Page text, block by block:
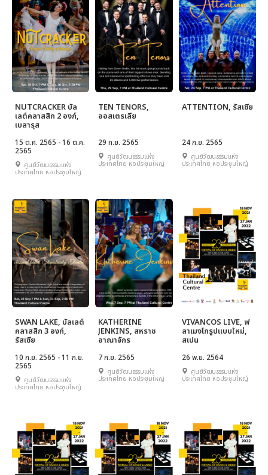
NUTCRACKER บัล
เลต์คลาสสิก 2 องก์,
เบลารุส
15 ต.ค. 2565 - 16 ต.ค.
2565
ศูนย์วัฒนธรรมแห่ง
ประเทศไทย หอประชุมใหญ่
TEN TENORS,
ออสเตรเลีย
29 ก.ย. 2565
ศูนย์วัฒนธรรมแห่ง
ประเทศไทย หอประชุมใหญ่
ATTENTION, รัสเซีย
24 ก.ย. 2565
ศูนย์วัฒนธรรมแห่ง
ประเทศไทย หอประชุมใหญ่
SWAN LAKE, บัลเลต์
คลาสสิก 3 องก์,
รัสเซีย
10 ก.ย. 2565 - 11 ก.ย.
2565
ศูนย์วัฒนธรรมแห่ง
ประเทศไทย หอประชุมใหญ่
KATHERINE
JENKINS, สหราช
อาณาจักร
7 ก.ย. 2565
ศูนย์วัฒนธรรมแห่ง
ประเทศไทย หอประชุมใหญ่
VIVANCOS LIVE, ฟ
ลาเมงโกรูปแบบใหม่,
สเปน
26 พ.ย. 2564
ศูนย์วัฒนธรรมแห่ง
ประเทศไทย หอประชุมใหญ่